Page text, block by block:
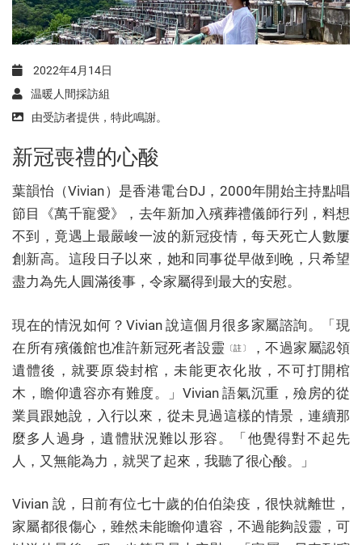
2022年4月14日
温暖人間採訪組
由受訪者提供，特此鳴謝。
新冠喪禮的心酸
葉韻怡（Vivian）是香港電台DJ，2000年開始主持點唱
節目《萬千寵愛》，去年新加入殯葬禮儀師行列，料想
不到，竟遇上最嚴峻一波的新冠疫情，每天死亡人數屢
創新高。這段日子以來，她和同事從早做到晚，只希望
盡力為先人圓滿後事，令家屬得到最大的安慰。
現在的情況如何？Vivian 說這個月很多家屬諮詢。「現
在所有殯儀館也准許新冠死者設靈
〔註〕
，不過家屬認領
遺體後，就要原袋封棺，未能更衣化妝，不可打開棺
木，瞻仰遺容亦有難度。」Vivian 語氣沉重，殮房的從
業員跟她說，入行以來，從未見過這樣的情景，連續那
麼多人過身，遺體狀況難以形容。「他覺得對不起先
人，又無能為力，就哭了起來，我聽了很心酸。」
Vivian 說，日前有位七十歲的伯伯染疫，很快就離世，
家屬都很傷心，雖然未能瞻仰遺容，不過能夠設靈，可